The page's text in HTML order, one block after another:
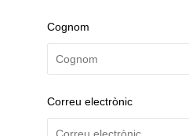
Cognom
Correu electrònic